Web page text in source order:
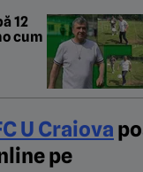
12
cum
U Craiova
pe